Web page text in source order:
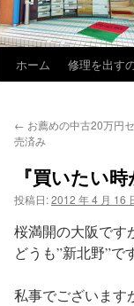
ホーム 修理を出す
← お薦めの中古20万円
売済み
『買いたい
投稿日:2012 年 4 月 16
桜満開の大阪で
どうも”新北野”で
私事でございます